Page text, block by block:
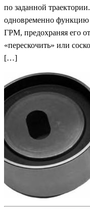
по заданной
одновременно функцию
ГРМ, предохраняя его
«перескочить» или
[…]